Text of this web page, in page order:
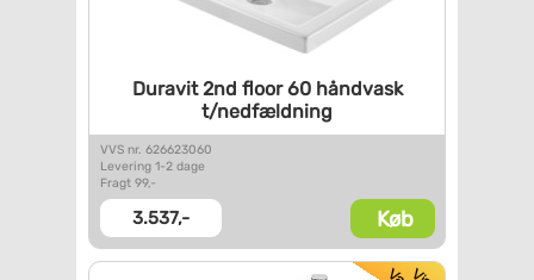
Duravit 2nd floor 60 håndvask
t/nedfældning
VVS nr. 626623060
Levering 1-2 dage
Fragt 99,-
3.537,- Køb